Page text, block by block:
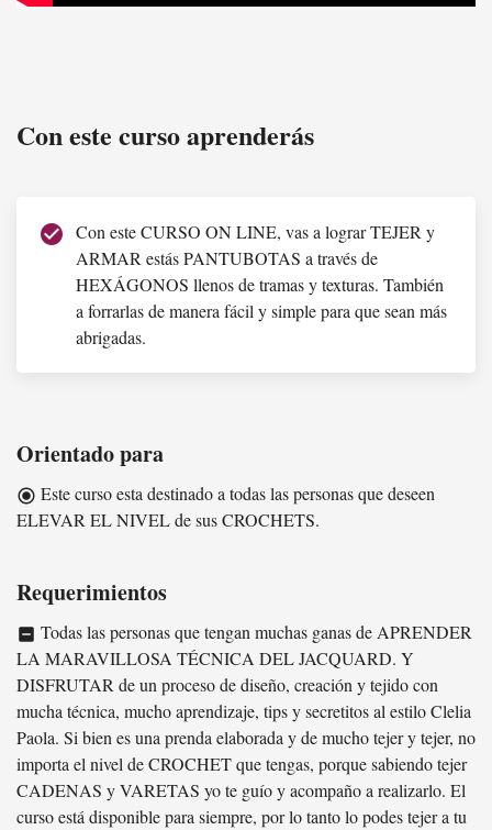
Con este curso aprenderás
check_circle Con este CURSO ON LINE, vas a lograr TEJER y
ARMAR estás PANTUBOTAS a través de
HEXÁGONOS llenos de tramas y texturas. También
a forrarlas de manera fácil y simple para que sean más
abrigadas.
Orientado para
radio_button_checked Este curso esta destinado a todas las personas que deseen
ELEVAR EL NIVEL de sus CROCHETS.
Requerimientos
indeterminate_check_box Todas las personas que tengan muchas ganas de APRENDER
LA MARAVILLOSA TÉCNICA DEL JACQUARD. Y
DISFRUTAR de un proceso de diseño, creación y tejido con
mucha técnica, mucho aprendizaje, tips y secretitos al estilo Clelia
Paola. Si bien es una prenda elaborada y de mucho tejer y tejer, no
importa el nivel de CROCHET que tengas, porque sabiendo tejer
CADENAS y VARETAS yo te guío y acompaño a realizarlo. El
curso está disponible para siempre, por lo tanto lo podes tejer a tu